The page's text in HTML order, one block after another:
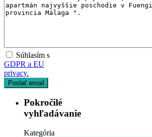
Súhlasím s
GDPR a EU
privacy.
Pokročilé
vyhľadávanie
Kategória